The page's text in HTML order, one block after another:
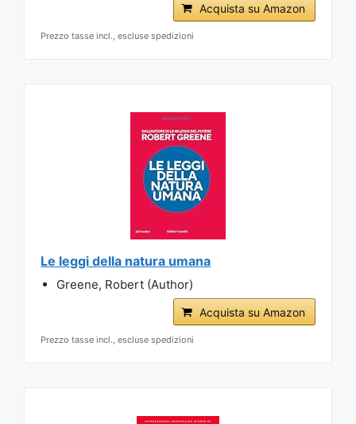
Acquista su Amazon
Prezzo tasse incl., escluse spedizioni
Le leggi della natura umana
Greene, Robert (Author)
Acquista su Amazon
Prezzo tasse incl., escluse spedizioni